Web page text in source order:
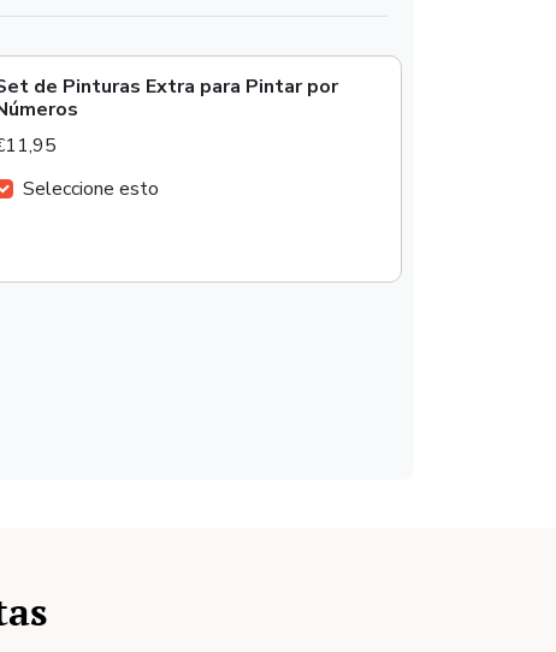
de Pinturas Extra para Pintar por
Seleccione esto